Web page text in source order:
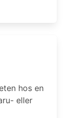
hos en
eller